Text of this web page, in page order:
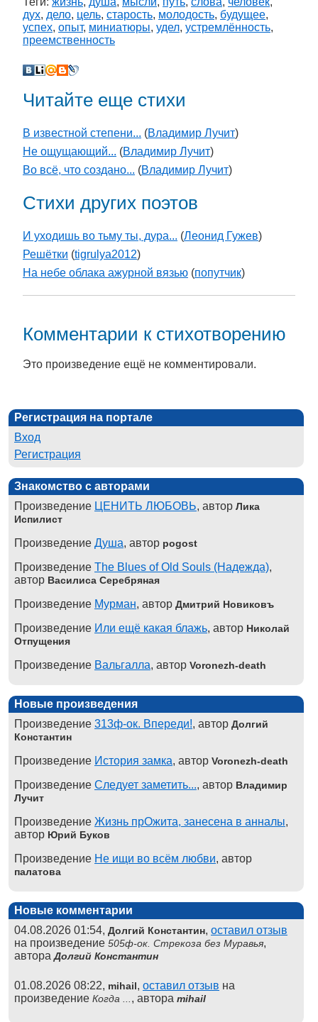
дух, дело, цель, старость, молодость, будущее,
успех, опыт, миниатюры, удел, устремлённость,
преемственность
Читайте еще стихи
В известной степени... (Владимир Лучит)
Не ощущающий... (Владимир Лучит)
Во всё, что создано... (Владимир Лучит)
Стихи других поэтов
И уходишь во тьму ты, дура... (Леонид Гужев)
Решётки (tigrulya2012)
На небе облака ажурной вязью (попутчик)
Комментарии к стихотворению
Это произведение ещё не комментировали.
Регистрация на портале
Вход
Регистрация
Знакомство с авторами
Произведение ЦЕНИТЬ ЛЮБОВЬ, автор Лика
Испилист
Произведение Душа, автор pogost
Произведение The Blues of Old Souls (Надежда),
автор Василиса Серебряная
Произведение Мурман, автор Дмитрий Новиковъ
Произведение Или ещё какая блажь, автор Николай
Отпущения
Произведение Вальгалла, автор Voronezh-death
Новые произведения
Произведение 313ф-ок. Впереди!, автор Долгий
Константин
Произведение История замка, автор Voronezh-death
Произведение Следует заметить..., автор Владимир
Лучит
Произведение Жизнь прОжита, занесена в анналы,
автор Юрий Буков
Произведение Не ищи во всём любви, автор
палатова
Новые комментарии
04.08.2026 01:54, Долгий Константин, оставил отзыв
на произведение 505ф-ок. Стрекоза без Муравья,
автораДолгий Константин
01.08.2026 08:22, mihail, оставил отзыв на
произведение Когда ... , автора mihail